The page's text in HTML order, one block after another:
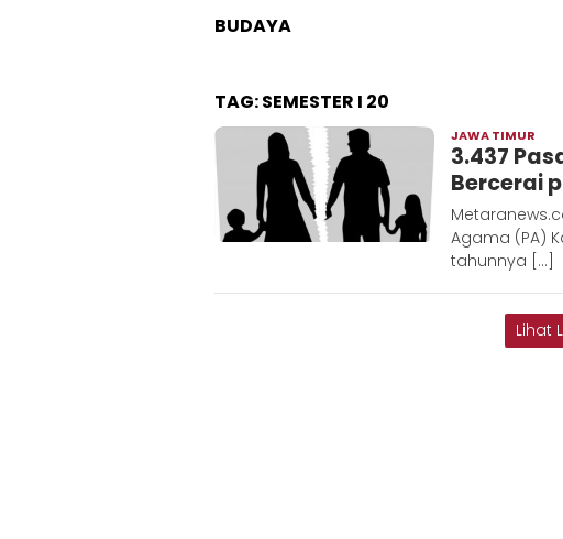
BUDAYA
TAG:SEMESTER I 20
JAWA TIMUR
3.437
Bercerai
Agama (PA)
tahunnya […]
Lihat